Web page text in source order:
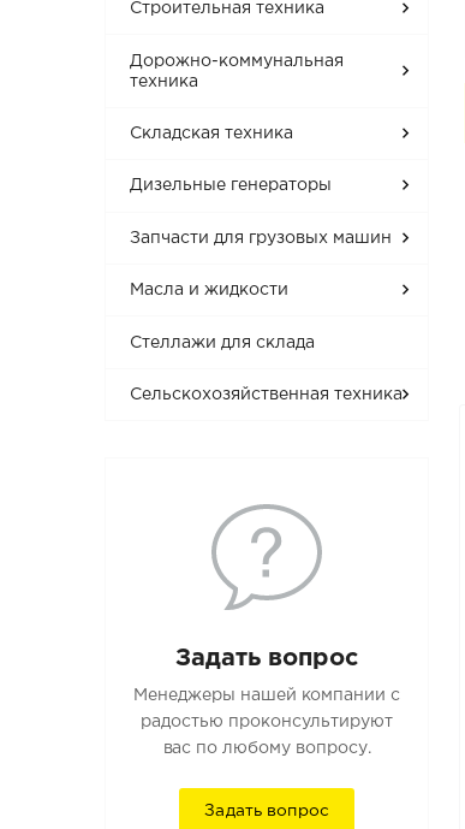
Строительная техника
Дорожно-коммунальная
техника
Складская техника
Дизельные генераторы
Запчасти для грузовых машин
Масла и жидкости
Стеллажи для склада
Сельскохозяйственная техника
Задать вопрос
Менеджеры нашей компании с
радостью проконсультируют
вас по любому вопросу.
Задать вопрос